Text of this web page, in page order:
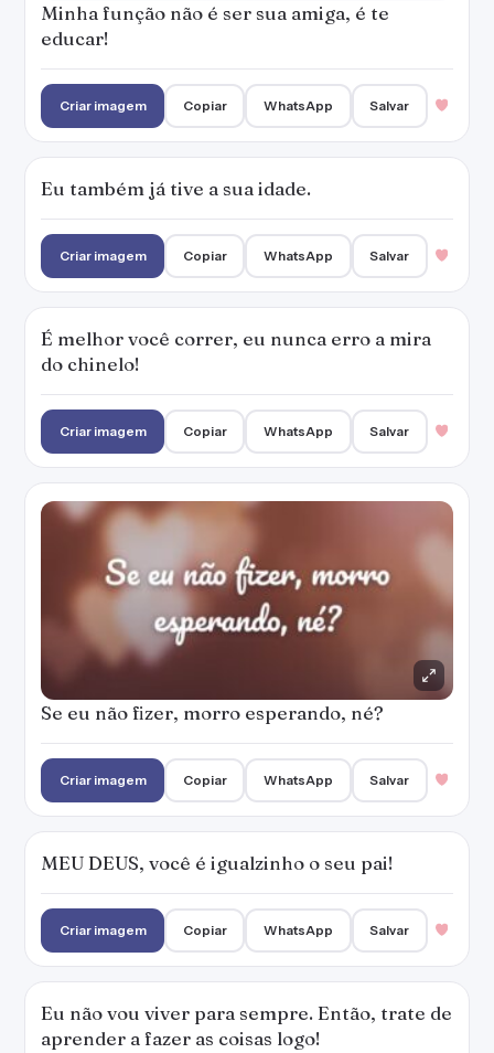
Minha função não é ser sua amiga, é te
educar!
Criar imagem Copiar WhatsApp Salvar
Eu também já tive a sua idade.
Criar imagem Copiar WhatsApp Salvar
É melhor você correr, eu nunca erro a mira
do chinelo!
Criar imagem Copiar WhatsApp Salvar
Se eu não fizer, morro esperando, né?
Criar imagem Copiar WhatsApp Salvar
MEU DEUS, você é igualzinho o seu pai!
Criar imagem Copiar WhatsApp Salvar
Eu não vou viver para sempre. Então, trate de
aprender a fazer as coisas logo!